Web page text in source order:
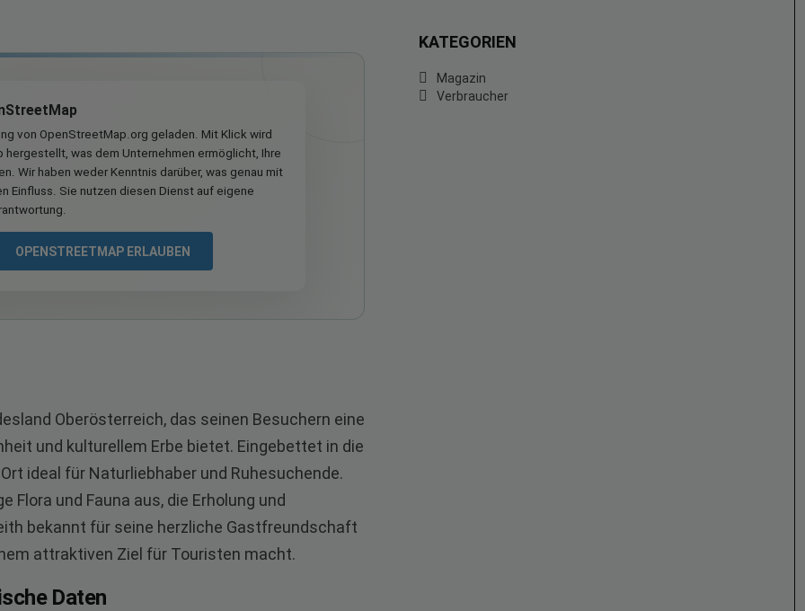
von OpenStreetMap.org geladen. Mit Klick wird
was dem Unternehmen ermöglicht, Ihre
Wir haben weder Kenntnis darüber, was genau mit
Einfluss. Sie nutzen diesen Dienst auf eigene
OPENSTREETMAP ERLAUBEN
Oberösterreich, das seinen Besuchern eine
und kulturellem Erbe bietet. Eingebettet in die
ideal für Naturliebhaber und Ruhesuchende.
Flora und Fauna aus, die Erholung und
bekannt für seine herzliche Gastfreundschaft
attraktiven Ziel für Touristen macht.
Daten
KATEGORIEN
Magazin
Verbraucher